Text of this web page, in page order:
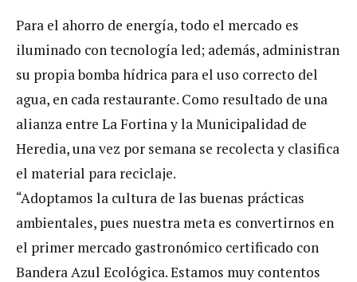
Para el ahorro de energía, todo el mercado es
iluminado con tecnología led; además, administran
su propia bomba hídrica para el uso correcto del
agua, en cada restaurante. Como resultado de una
alianza entre La Fortina y la Municipalidad de
Heredia, una vez por semana se recolecta y clasifica
el material para reciclaje.
“Adoptamos la cultura de las buenas prácticas
ambientales, pues nuestra meta es convertirnos en
el primer mercado gastronómico certificado con
Bandera Azul Ecológica. Estamos muy contentos